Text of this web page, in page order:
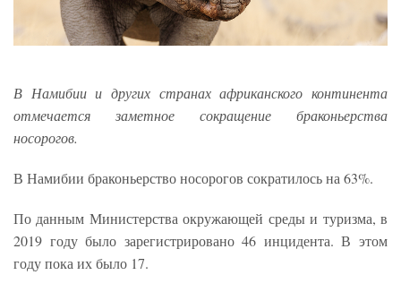
В Намибии и других странах африканского континента
отмечается заметное сокращение браконьерства
носорогов.
В Намибии браконьерство носорогов сократилось на 63%.
По данным Министерства окружающей среды и туризма, в
2019 году было зарегистрировано 46 инцидента. В этом
году пока их было 17.